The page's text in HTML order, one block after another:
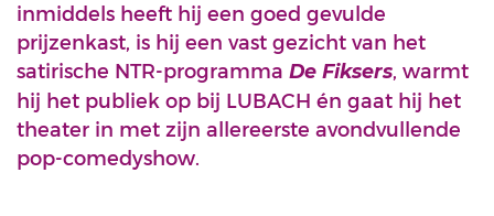
inmiddels heeft hij een goed gevulde
prijzenkast, is hij een vast gezicht van het
satirische NTR-programma De Fiksers , warmt
hij het publiek op bij LUBACH én gaat hij het
theater in met zijn allereerste avondvullende
pop-comedyshow.